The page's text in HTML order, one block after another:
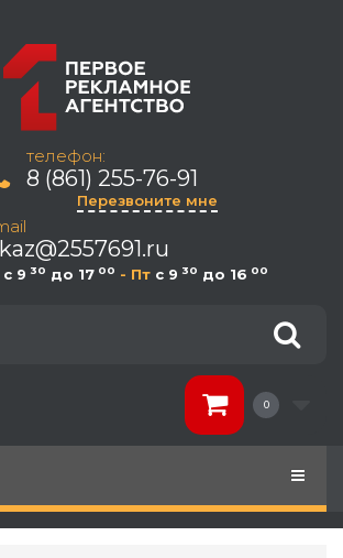
телефон:
8 (861) 255-76-91
Перезвоните мне
c 9 30 до 17 00 - Пт c 9 30 до 16 00
0